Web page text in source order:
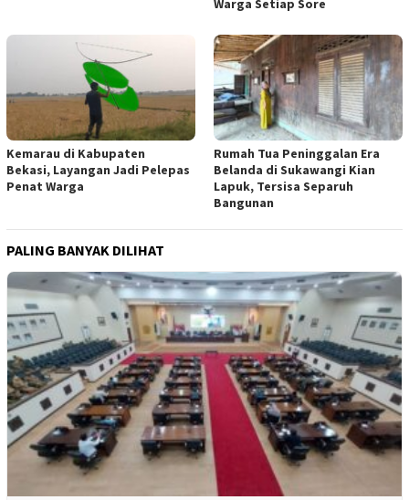
Warga Setiap Sore
Kemarau di Kabupaten
Bekasi, Layangan Jadi Pelepas
Penat Warga
Rumah Tua Peninggalan Era
Belanda di Sukawangi Kian
Lapuk, Tersisa Separuh
Bangunan
PALING BANYAK DILIHAT